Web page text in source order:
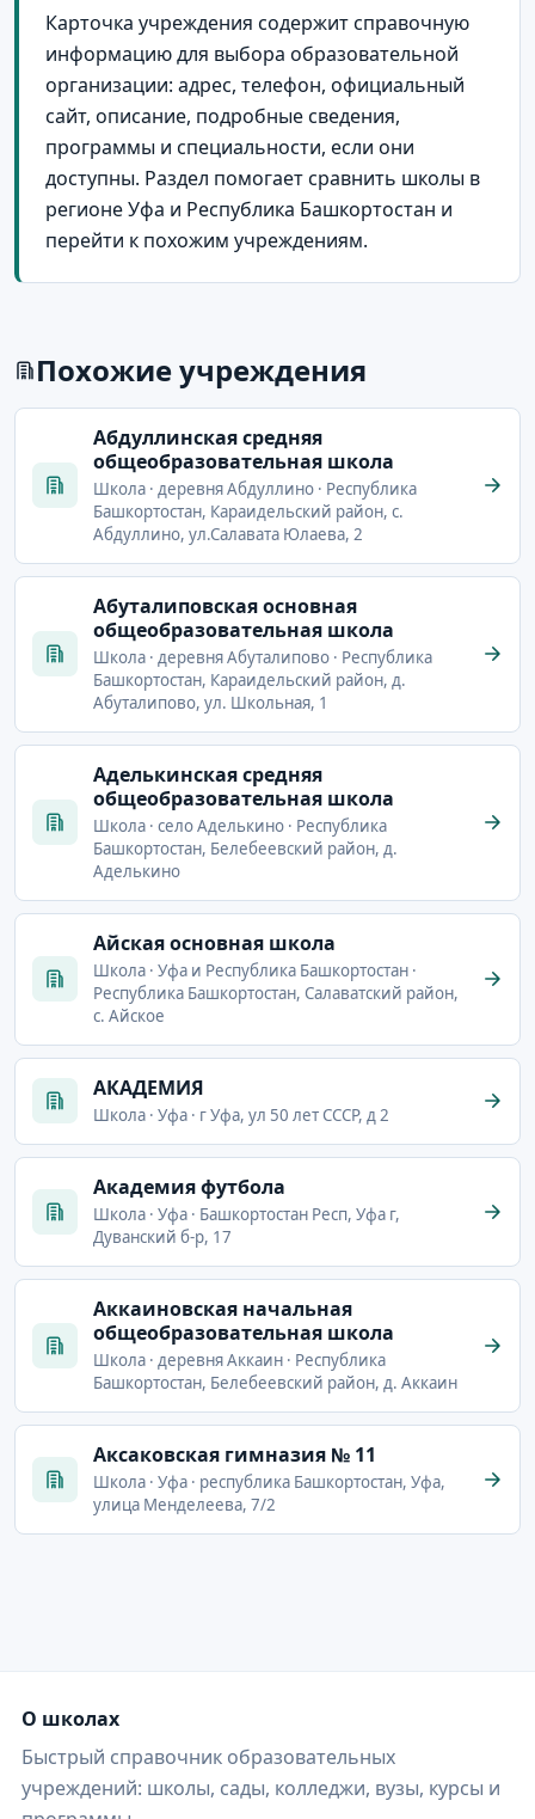
Карточка учреждения содержит справочную
информацию для выбора образовательной
организации: адрес, телефон, официальный
сайт, описание, подробные сведения,
программы и специальности, если они
доступны. Раздел помогает сравнить школы в
регионе Уфа и Республика Башкортостан и
перейти к похожим учреждениям.
Похожие учреждения
Абдуллинская средняя
общеобразовательная школа
Школа · деревня Абдуллино · Республика
Башкортостан, Караидельский район, с.
Абдуллино, ул.Салавата Юлаева, 2
Абуталиповская основная
общеобразовательная школа
Школа · деревня Абуталипово · Республика
Башкортостан, Караидельский район, д.
Абуталипово, ул. Школьная, 1
Аделькинская средняя
общеобразовательная школа
Школа · село Аделькино · Республика
Башкортостан, Белебеевский район, д.
Аделькино
Айская основная школа
Школа · Уфа и Республика Башкортостан ·
Республика Башкортостан, Салаватский район,
с. Айское
АКАДЕМИЯ
Школа · Уфа · г Уфа, ул 50 лет СССР, д 2
Академия футбола
Школа · Уфа · Башкортостан Респ, Уфа г,
Дуванский б-р, 17
Аккаиновская начальная
общеобразовательная школа
Школа · деревня Аккаин · Республика
Башкортостан, Белебеевский район, д. Аккаин
Аксаковская гимназия № 11
Школа · Уфа · республика Башкортостан, Уфа,
улица Менделеева, 7/2
О школах
Быстрый справочник образовательных
учреждений: школы, сады, колледжи, вузы, курсы и